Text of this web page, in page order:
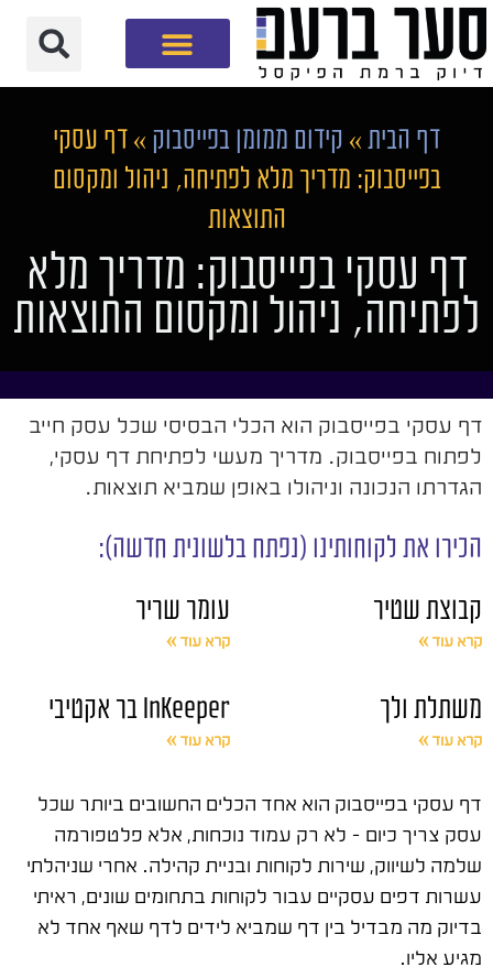
דף הבית » קידום ממומן בפייסבוק » דף עסקי
בפייסבוק: מדריך מלא לפתיחה, ניהול ומקסום
התוצאות
דף עסקי בפייסבוק: מדריך מלא
לפתיחה, ניהול ומקסום התוצאות
דף עסקי בפייסבוק הוא הכלי הבסיסי שכל עסק חייב
לפתוח בפייסבוק. מדריך מעשי לפתיחת דף עסקי,
הגדרתו הנכונה וניהולו באופן שמביא תוצאות.
הכירו את לקוחותינו (נפתח בלשונית חדשה):
קבוצת שטיר
קרא עוד »
עומר שריר
קרא עוד »
משתלת ולך
קרא עוד »
InKeeper בר אקטיבי
קרא עוד »
דף עסקי בפייסבוק הוא אחד הכלים החשובים ביותר שכל
עסק צריך כיום – לא רק עמוד נוכחות, אלא פלטפורמה
שלמה לשיווק, שירות לקוחות ובניית קהילה. אחרי שניהלתי
עשרות דפים עסקיים עבור לקוחות בתחומים שונים, ראיתי
בדיוק מה מבדיל בין דף שמביא לידים לדף שאף אחד לא
מגיע אליו.